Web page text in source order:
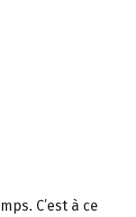
C’est à ce